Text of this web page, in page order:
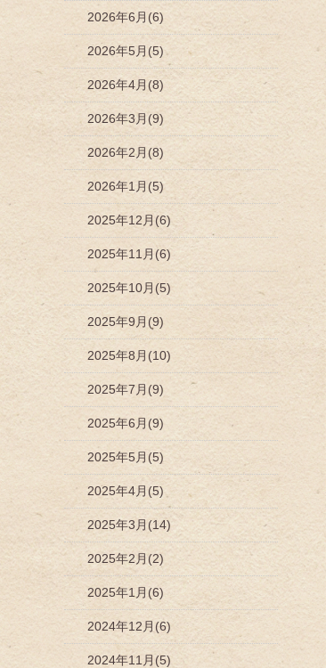
2026年6月(6)
2026年5月(5)
2026年4月(8)
2026年3月(9)
2026年2月(8)
2026年1月(5)
2025年12月(6)
2025年11月(6)
2025年10月(5)
2025年9月(9)
2025年8月(10)
2025年7月(9)
2025年6月(9)
2025年5月(5)
2025年4月(5)
2025年3月(14)
2025年2月(2)
2025年1月(6)
2024年12月(6)
2024年11月(5)